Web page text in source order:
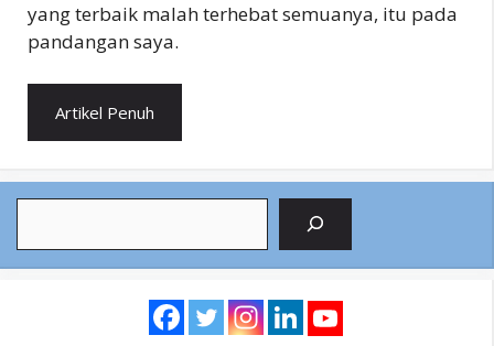
yang terbaik malah terhebat semuanya, itu pada
pandangan saya.
Artikel Penuh